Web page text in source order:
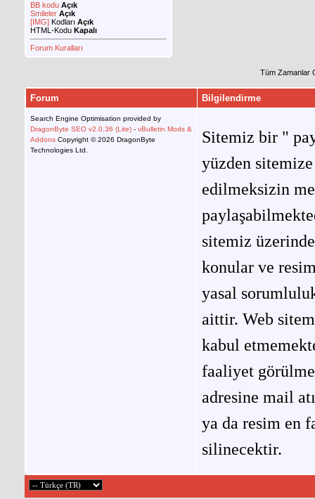
BB kodu Açık
Smileler Açık
[IMG] Kodları Açık
HTML-Kodu Kapalı
Forum Kuralları
Tüm Zamanlar
Forum Bilgilendirme
Search Engine Optimisation provided by
DragonByte SEO v2.0.36 (Lite) - vBulletin Mods &
Addons Copyright © 2026 DragonByte
Technologies Ltd.
Sitemiz bir "
yüzden
edilmeksizin
sitemiz
konular ve
yasal
aittir. Web
kabul
faaliyet
adresine mail
ya da resim en
silinecektir.